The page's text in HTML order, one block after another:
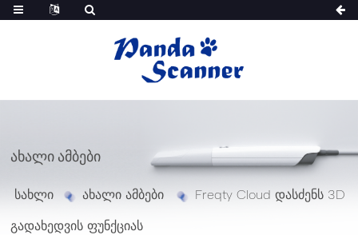
ᲐᲮᲐᲚᲘ ᲐᲛᲑᲔᲑᲘ
სახლი ახალი ამბები Freqty Cloud დასძენს 3D
გადახედვის ფუნქციას